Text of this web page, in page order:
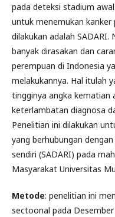
pada deteksi stadium
untuk menemukan
dilakukan adalah
banyak dirasakan dan
perempuan di Indonesia
melakukannya. Hal itulah
tingginya angka kematian
keterlambatan diagnosa
Penelitian ini dilakukan
yang berhubungan
sendiri (SADARI) pada
Masyarakat Universitas
Metode: penelitian ini
sectoonal pada Desember